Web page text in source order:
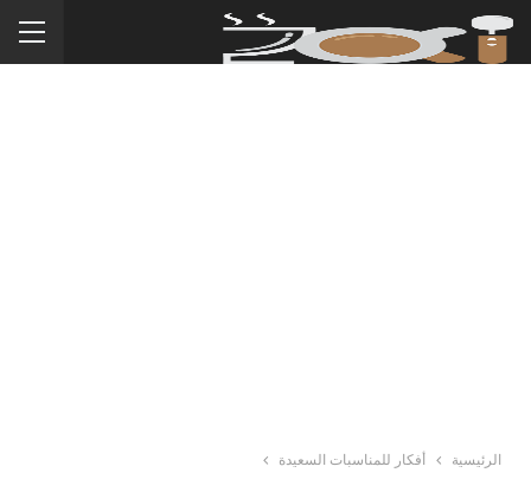
الرئيسية أفكار للمناسبات السعيدة